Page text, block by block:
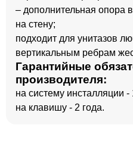
– дополнительная опора
на стену;
подходит для унитазов
вертикальным ребрам
Гарантийные
производителя:
на систему инсталляции -
на клавишу - 2 года.